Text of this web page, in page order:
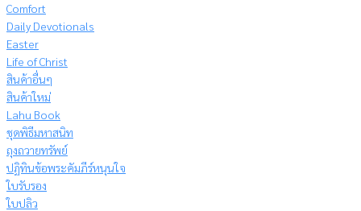
Comfort
Daily Devotionals
Easter
Life of Christ
สินค้าอื่นๆ
สินค้าใหม่
Lahu Book
ชุดพิธีมหาสนิท
ถุงถวายทรัพย์
ปฏิทินข้อพระคัมภีร์หนุนใจ
ใบรับรอง
ใบปลิว